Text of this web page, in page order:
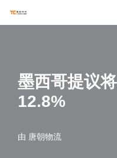
文墨西哥提议
12.8%
由 唐朝物流